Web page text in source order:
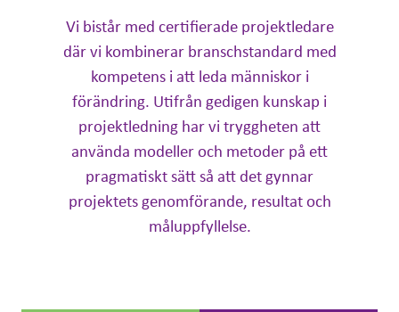
Vi bistår med certifierade projektledare
där vi kombinerar branschstandard med
kompetens i att leda människor i
förändring. Utifrån gedigen kunskap i
projektledning har vi tryggheten att
använda modeller och metoder på ett
pragmatiskt sätt så att det gynnar
projektets genomförande, resultat och
måluppfyllelse.